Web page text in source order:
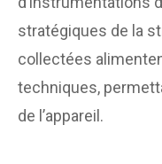
stratégiques de la
collectées
techniques,
de l’appareil.